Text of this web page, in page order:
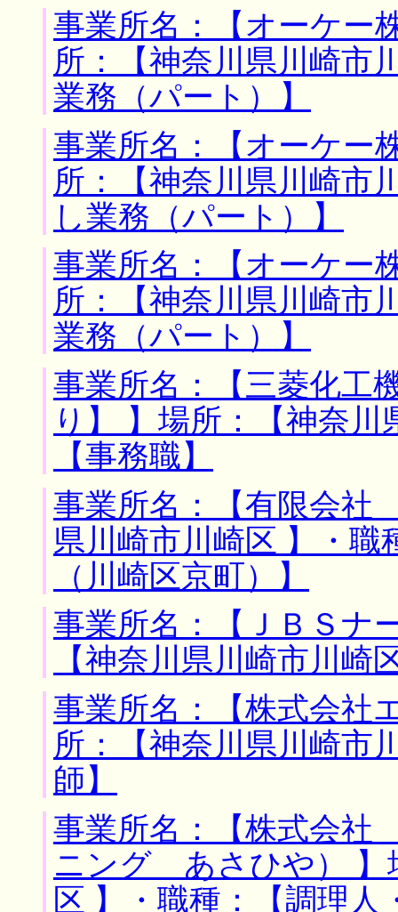
事業所名：【オーケ
所：【神奈川県川崎市
業務（パート）】
事業所名：【オーケ
所：【神奈川県川崎市
し業務（パート）】
事業所名：【オーケ
所：【神奈川県川崎市
業務（パート）】
事業所名：【三菱化
り】 】場所：【神奈
【事務職】
事業所名：【有限会
県川崎市川崎区 】・職
（川崎区京町）】
事業所名：【ＪＢＳナ
【神奈川県川崎市川崎
事業所名：【株式会社
所：【神奈川県川崎市
師】
事業所名：【株式会
ニング あさひや） 】
区 】・職種：【調理人